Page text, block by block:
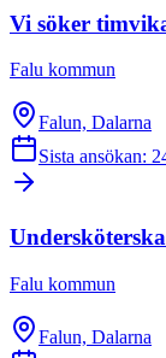
Vi söker
Falu kommun
Falun, Dalarna
Sista ansökan:
Falu kommun
Falun, Dalarna